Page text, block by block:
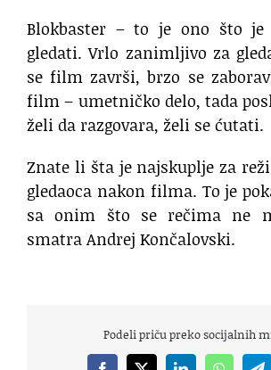
​Blokbaster – to je ono što je
gledati. Vrlo zanimljivo za
se film završi, brzo se
film – umetničko delo, tada
želi da razgovara, želi se ćutati.
Znate li šta je najskuplje za
gledaoca nakon filma. To je
sa onim što se rečima ne
smatra Andrej Končalovski.
Podeli priču preko socijalnih